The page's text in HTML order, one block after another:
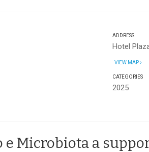
ADDRESS
Hotel
VIEW MAP
CATEGORIES
2025
Microbiota a